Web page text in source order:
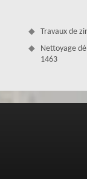
Travaux de
Nettoyage
1463